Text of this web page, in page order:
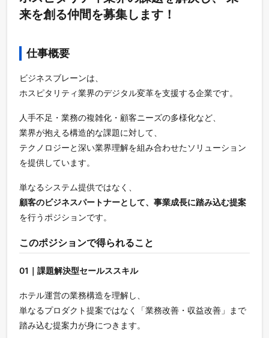
来を創る仲間を募集します！
仕事概要
ビジネスブレーンは、
ホスピタリティ業界のデジタル変革を支援する企業です。
人手不足・業務の複雑化・顧客ニーズの多様化など、
業界が抱える構造的な課題に対して、
テクノロジーと深い業界理解を組み合わせたソリューション
を提供しています。
単なるシステム提供ではなく、
顧客のビジネスパートナーとして、事業成長に踏み込む提案
を行うポジションです。
このポジションで得られること
01｜課題解決型セールススキル
ホテル運営の業務構造を理解し、
単なるプロダクト提案ではなく「業務改善・収益改善」まで
踏み込む提案力が身につきます。